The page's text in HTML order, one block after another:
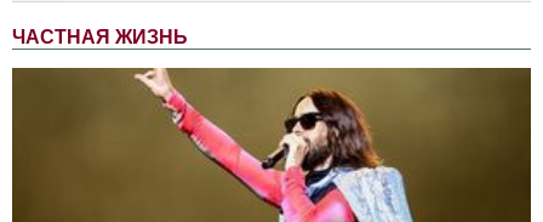
ЧАСТНАЯ ЖИЗНЬ